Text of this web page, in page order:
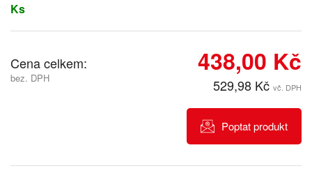
Ks
Cena celkem:
bez. DPH
438,00 Kč
529,98 Kč vč. DPH
Poptat produkt